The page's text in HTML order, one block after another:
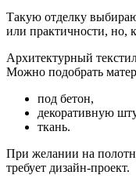
Такую отделку
или практичности, но,
Архитектурный
Можно подобрать
под бетон,
декоративную
ткань.
При желании на
требует дизайн-проект.